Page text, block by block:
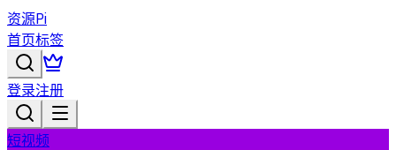
资源Pi
首页标签
登录注册
短视频